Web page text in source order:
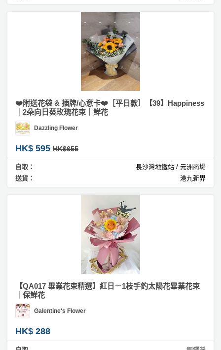
❤️附送花袋 & 插牌/心意卡❤️［平日款］【39】Happiness
｜2朵向日葵玫瑰花束｜鮮花
Dazzling Flower
HK$ 595 HK$655
自取：
長沙灣地鐵站 / 元洲商場
送貨：
港九新界
【QA017 畢業花束精選】紅日－1枝手釣太陽花畢業花束
｜保鮮花
Galentine's Flower
HK$ 288